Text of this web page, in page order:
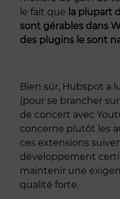
le fait que la plupart
sont gérables dans
des plugins le sont
Bien sûr, Hubspot a
(pour se brancher
de concert avec
concerne plutôt les
ces extensions
développement
maintenir une
qualité forte.